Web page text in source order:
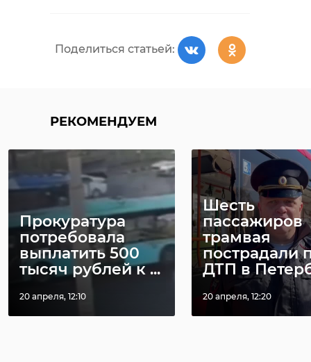
Поделиться статьей:
РЕКОМЕНДУЕМ
Прокуратура
потребовала
выплатить 500
тысяч рублей к ...
20 апреля, 12:10
Шесть
пассажиров
трамвая
пострадали
ДТП в
20 апреля, 12:20
ДроZденко/Telegram
Поделиться статьей: